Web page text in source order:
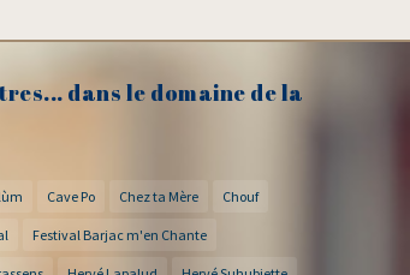
dans le domaine de la
Cave Po Chez ta Mère Chouf
Festival Barjac m'en Chante